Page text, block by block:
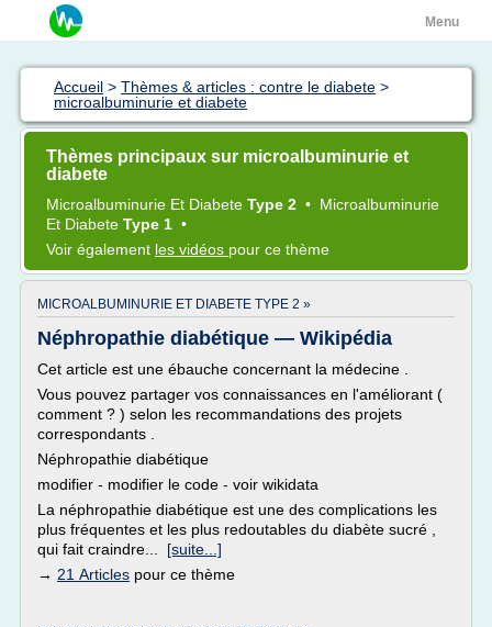
Menu
Accueil > Thèmes & articles : contre le diabete >
microalbuminurie et diabete
Thèmes principaux sur microalbuminurie et
diabete
Microalbuminurie Et Diabete Type 2 • Microalbuminurie
Et Diabete Type 1 •
Voir également les vidéos pour ce thème
MICROALBUMINURIE ET DIABETE TYPE 2 »
Néphropathie diabétique — Wikipédia
Cet article est une ébauche concernant la médecine .
Vous pouvez partager vos connaissances en l'améliorant (
comment ? ) selon les recommandations des projets
correspondants .
Néphropathie diabétique
modifier - modifier le code - voir wikidata
La néphropathie diabétique est une des complications les
plus fréquentes et les plus redoutables du diabète sucré ,
qui fait craindre... [suite...]
→ 21 Articles pour ce thème